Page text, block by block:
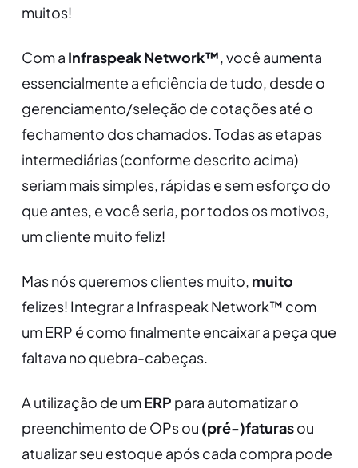
muitos!
Com a Infraspeak Network™, você aumenta
essencialmente a eficiência de tudo, desde o
gerenciamento/seleção de cotações até o
fechamento dos chamados. Todas as etapas
intermediárias (conforme descrito acima)
seriam mais simples, rápidas e sem esforço do
que antes, e você seria, por todos os motivos,
um cliente muito feliz!
Mas nós queremos clientes muito, muito
felizes! Integrar a Infraspeak Network™ com
um ERP é como finalmente encaixar a peça que
faltava no quebra-cabeças.
A utilização de umERP para automatizar o
preenchimento de OPs ou (pré-)faturasou
atualizar seu estoque após cada compra pode